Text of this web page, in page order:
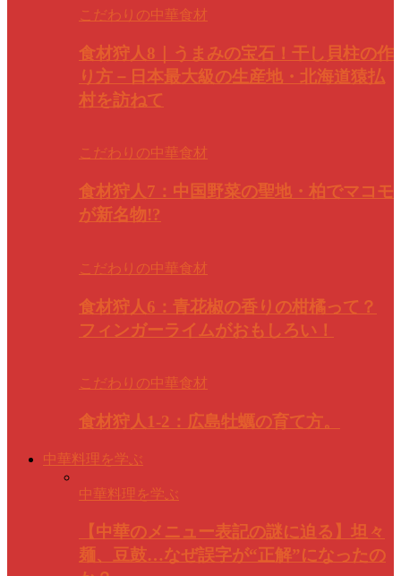
こだわりの中華食材
食材狩人8｜うまみの宝石！干し貝柱の作
り方－日本最大級の生産地・北海道猿払
村を訪ねて
こだわりの中華食材
食材狩人7：中国野菜の聖地・柏でマコモ
が新名物!?
こだわりの中華食材
食材狩人6：青花椒の香りの柑橘って？
フィンガーライムがおもしろい！
こだわりの中華食材
食材狩人1-2：広島牡蠣の育て方。
中華料理を学ぶ
中華料理を学ぶ
【中華のメニュー表記の謎に迫る】坦々
麺、豆鼓…なぜ誤字が“正解”になったの